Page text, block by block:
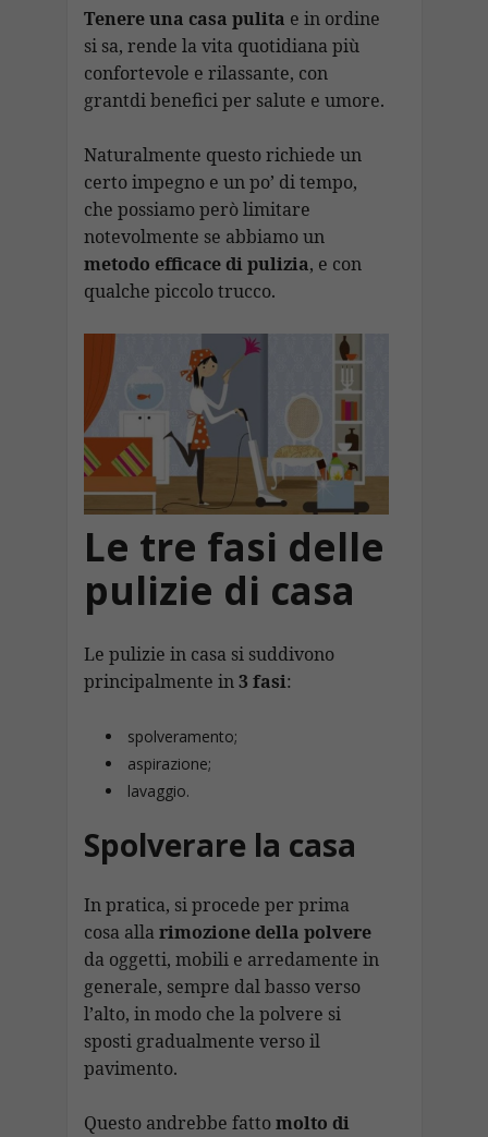
b
o
o
s
A
p
gr
a
m
e
dI
n
p
c
h
ai
l
p
y
Li
k
n
di
vi
Tenere una casa pulita e in ordine
si sa, rende la vita quotidiana più
confortevole e rilassante, con
grantdi benefici per salute e umore.
Naturalmente questo richiede un
certo impegno e un po’ di tempo,
che possiamo però limitare
notevolmente se abbiamo un
metodo efficace di pulizia, e con
qualche piccolo trucco.
Le tre fasi delle
pulizie di casa
Le pulizie in casa si suddivono
principalmente in3 fasi:
spolveramento;
aspirazione;
lavaggio.
Spolverare la casa
In pratica, si procede per prima
cosa allarimozione della polvere
da oggetti, mobili e arredamente in
generale, sempre dal basso verso
l’alto, in modo che la polvere si
sposti gradualmente verso il
pavimento.
Questo andrebbe fattomolto di